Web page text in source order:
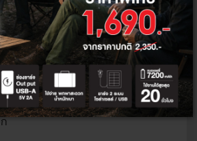
ลอดอยู่ที่ 5000-6000 เคลวิน เป็น
วามรู้สึกสะอาดตา ปรับความโมเดิร์นได้
หรับห้องน้ำและห้องครัว
ลอดอยู่ที่ 6000-6500 เคลวิน เป็นแสง
สุด และเป็นแสงมาตรฐานที่นิยมใช้งาน
ยมนำไปติดตั้งในห้องอ่านหนังสือ ห้อง